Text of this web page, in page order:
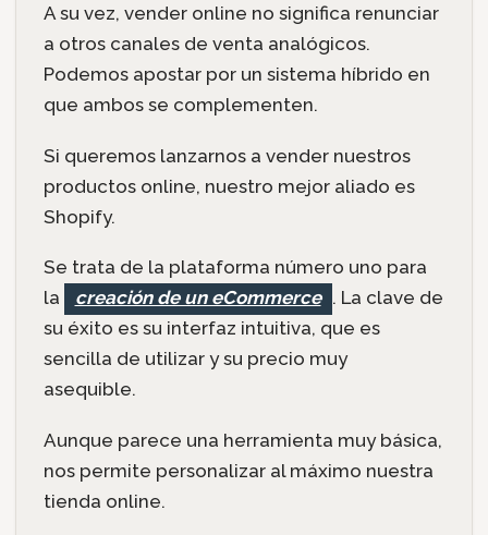
A su vez, vender online no significa renunciar
a otros canales de venta analógicos.
Podemos apostar por un sistema híbrido en
que ambos se complementen.
Si queremos lanzarnos a vender nuestros
productos online, nuestro mejor aliado es
Shopify.
Se trata de la plataforma número uno para
la
creación de un eCommerce . La clave de
su éxito es su interfaz intuitiva, que es
sencilla de utilizar y su precio muy
asequible.
Aunque parece una herramienta muy básica,
nos permite personalizar al máximo nuestra
tienda online.